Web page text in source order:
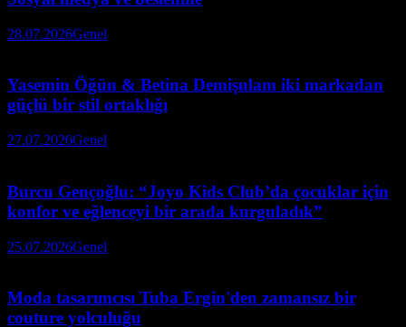
28.07.2026Genel
Yasemin Öğün & Betina Demişulam iki markadan
güçlü bir stil ortaklığı
27.07.2026Genel
Burcu Gençoğlu: “Joyo Kids Club’da çocuklar için
konfor ve eğlenceyi bir arada kurguladık”
25.07.2026Genel
Moda tasarımcısı Tuba Ergin'den zamansız bir
couture yolculuğu